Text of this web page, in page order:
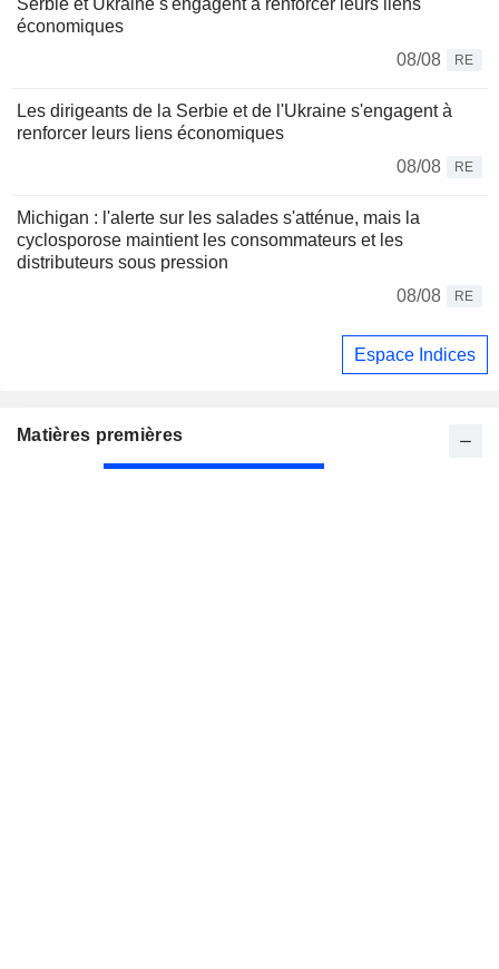
Serbie et Ukraine s'engagent à renforcer leurs liens
économiques
08/08
RE
Les dirigeants de la Serbie et de l'Ukraine s'engagent à
renforcer leurs liens économiques
08/08
RE
Michigan : l'alerte sur les salades s'atténue, mais la
cyclosporose maintient les consommateurs et les
distributeurs sous pression
08/08
RE
Espace Indices
Matières premières